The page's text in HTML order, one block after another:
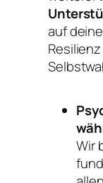
auf
Wir